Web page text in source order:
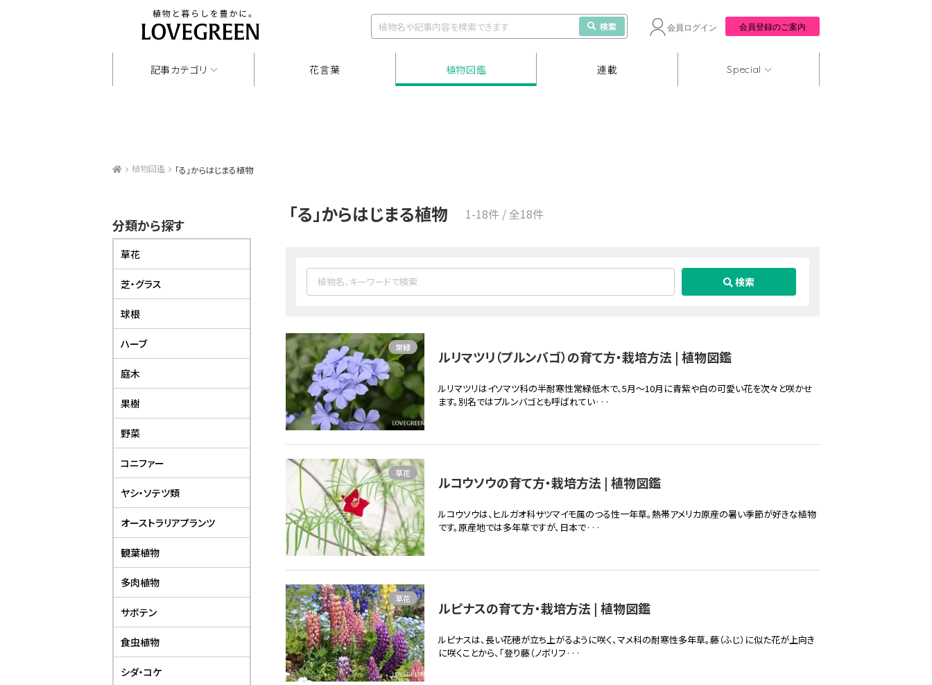
検索 会員ログイン 会員登録のご案内
記事カテゴリ 花言葉 植物図鑑 連載 Special
植物図鑑 「る」からはじまる植物
「る」からはじまる植物 1-18件 / 全18件
検索
ルリマツリ（プルンバゴ）の育て方・栽培方法 | 植物図鑑
ルリマツリはイソマツ科の半耐寒性常緑低木で、5月～10月に青紫や白の可愛い花を次々と咲かせ
ます。別名ではプルンバゴとも呼ばれてい···
常緑
ルコウソウの育て方・栽培方法 | 植物図鑑
ルコウソウは、ヒルガオ科サツマイモ属のつる性一年草。熱帯アメリカ原産の暑い季節が好きな植物
です。原産地では多年草ですが、日本で···
草花
ルピナスの育て方・栽培方法 | 植物図鑑
ルピナスは、長い花穂が立ち上がるように咲く、マメ科の耐寒性多年草。藤（ふじ）に似た花が上向き
に咲くことから、「登り藤（ノボリフ···
草花
分類から探す
草花
芝・グラス
球根
ハーブ
庭木
果樹
野菜
コニファー
ヤシ・ソテツ類
オーストラリアプランツ
観葉植物
多肉植物
サボテン
食虫植物
シダ・コケ